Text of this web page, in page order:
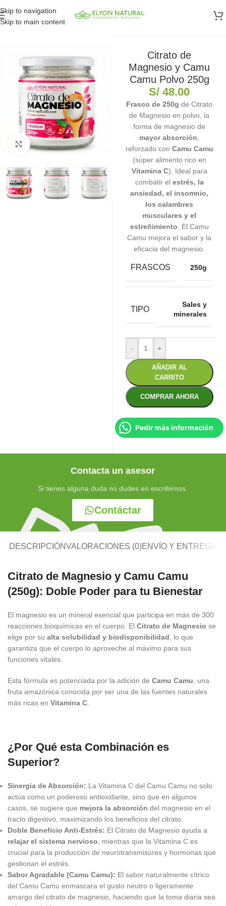
Skip to navigation
Skip to main content
Clic para ampliar
Citrato de
Magnesio y Camu
Camu Polvo 250g
S/ 48.00
Frasco de 250g de Citrato
de Magnesio en polvo, la
forma de magnesio de
mayor absorción
reforzado con Camu Camu
(súper alimento rico en
Vitamina C). Ideal para
combatir el estrés, la
ansiedad, el insomnio,
los calambres
musculares y el
estreñimiento . El Camu
Camu mejora el sabor y la
eficacia del magnesio.
FRASCOS 250g
TIPO
Sales y
minerales
- +
AÑADIR AL
CARRITO
COMPRAR AHORA
Pedir más información
Contáctar
Contacta un asesor
Si tienes alguna duda no dudes en escribirnos.
DESCRIPCIÓNVALORACIONES (0)ENVÍO Y ENTREGA
Citrato de Magnesio y Camu Camu
(250g): Doble Poder para tu Bienestar
El magnesio es un mineral esencial que participa en más de 300
reacciones bioquímicas en el cuerpo. El Citrato de Magnesio se
elige por su alta solubilidad y biodisponibilidad , lo que
garantiza que el cuerpo lo aproveche al máximo para sus
funciones vitales.
Esta fórmula es potenciada por la adición de Camu Camu , una
fruta amazónica conocida por ser una de las fuentes naturales
más ricas en Vitamina C
¿Por Qué esta Combinación es
Superior?
Sinergia de Absorción: La Vitamina C del Camu Camu no solo
actúa como un poderoso antioxidante, sino que en algunos
casos, se sugiere que mejora la absorción del magnesio en el
tracto digestivo, maximizando los beneficios del citrato.
Doble Beneficio Anti-Estrés: El Citrato de Magnesio ayuda a
relajar el sistema nervioso , mientras que la Vitamina C es
crucial para la producción de neurotransmisores y hormonas que
gestionan el estrés.
Sabor Agradable (Camu Camu): El sabor naturalmente cítrico
del Camu Camu enmascara el gusto neutro o ligeramente
amargo del citrato de magnesio, haciendo que la toma diaria sea